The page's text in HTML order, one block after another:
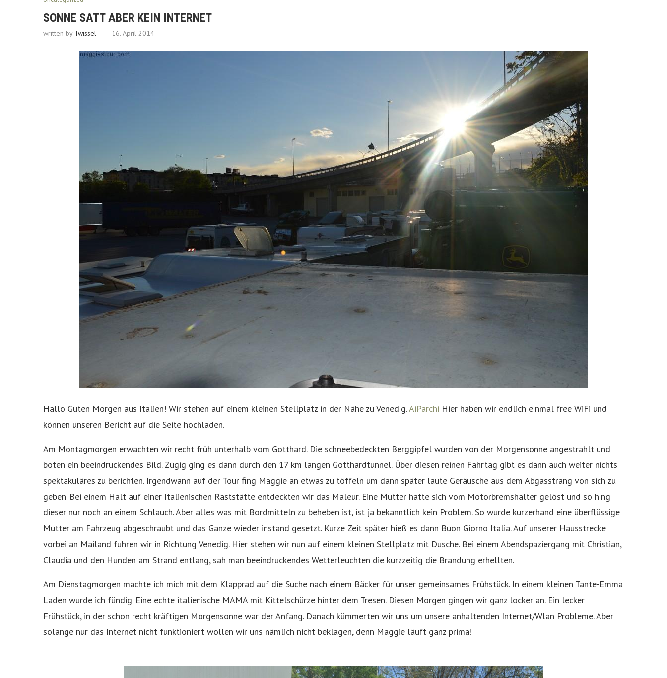
SONNE SATT ABER KEIN INTERNET
written by Twissel 16. April 2014
Hallo Guten Morgen aus Italien! Wir stehen auf einem kleinen Stellplatz in der Nähe zu Venedig.AiParchi Hier haben wir endlich einmal free WiFi und
können unseren Bericht auf die Seite hochladen.
Am Montagmorgen erwachten wir recht früh unterhalb vom Gotthard. Die schneebedeckten Berggipfel wurden von der Morgensonne angestrahlt und
boten ein beeindruckendes Bild. Zügig ging es dann durch den 17 km langen Gotthardtunnel. Über diesen reinen Fahrtag gibt es dann auch weiter nichts
spektakuläres zu berichten. Irgendwann auf der Tour fing Maggie an etwas zu töffeln um dann später laute Geräusche aus dem Abgasstrang von sich zu
geben. Bei einem Halt auf einer Italienischen Raststätte entdeckten wir das Maleur. Eine Mutter hatte sich vom Motorbremshalter gelöst und so hing
dieser nur noch an einem Schlauch. Aber alles was mit Bordmitteln zu beheben ist, ist ja bekanntlich kein Problem. So wurde kurzerhand eine überflüssige
Mutter am Fahrzeug abgeschraubt und das Ganze wieder instand gesetzt. Kurze Zeit später hieß es dann Buon Giorno Italia. Auf unserer Hausstrecke
vorbei an Mailand fuhren wir in Richtung Venedig. Hier stehen wir nun auf einem kleinen Stellplatz mit Dusche. Bei einem Abendspaziergang mit Christian,
Claudia und den Hunden am Strand entlang, sah man beeindruckendes Wetterleuchten die kurzzeitig die Brandung erhellten.
Am Dienstagmorgen machte ich mich mit dem Klapprad auf die Suche nach einem Bäcker für unser gemeinsames Frühstück. In einem kleinen Tante-Emma
Laden wurde ich fündig. Eine echte italienische MAMA mit Kittelschürze hinter dem Tresen. Diesen Morgen gingen wir ganz locker an. Ein lecker
Frühstück, in der schon recht kräftigen Morgensonne war der Anfang. Danach kümmerten wir uns um unsere anhaltenden Internet/Wlan Probleme. Aber
solange nur das Internet nicht funktioniert wollen wir uns nämlich nicht beklagen, denn Maggie läuft ganz prima!